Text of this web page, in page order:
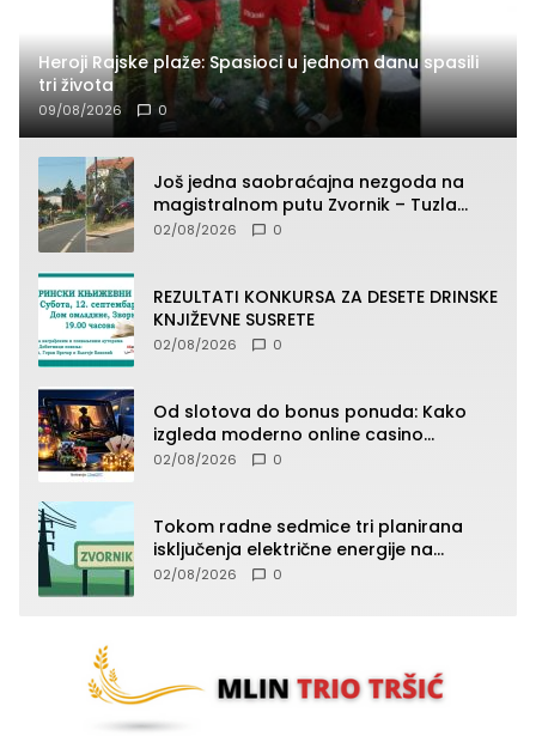
Heroji Rajske plaže: Spasioci u jednom danu spasili
tri života
09/08/2026 0
Još jedna saobraćajna nezgoda na
magistralnom putu Zvornik – Tuzla
(FOTO)
02/08/2026 0
REZULTATI KONKURSA ZA DESETE DRINSKE
KNJIŽEVNE SUSRETE
02/08/2026 0
Od slotova do bonus ponuda: Kako
izgleda moderno online casino
iskustvo
02/08/2026 0
Tokom radne sedmice tri planirana
isključenja električne energije na
području TJ Zvornik
02/08/2026 0